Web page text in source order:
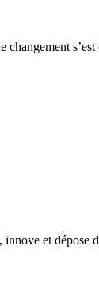
et dépose